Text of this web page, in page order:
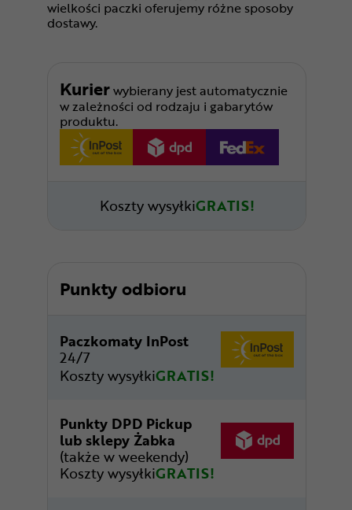
wielkości paczki oferujemy różne sposoby
dostawy.
Kurierwybierany jest automatycznie
w zależności od rodzaju i gabarytów
produktu.
Koszty wysyłkiGRATIS!
Punkty odbioru
Paczkomaty InPost
24/7
Koszty wysyłkiGRATIS!
Punkty DPD Pickup
lub sklepy Żabka
(także w weekendy)
Koszty wysyłkiGRATIS!